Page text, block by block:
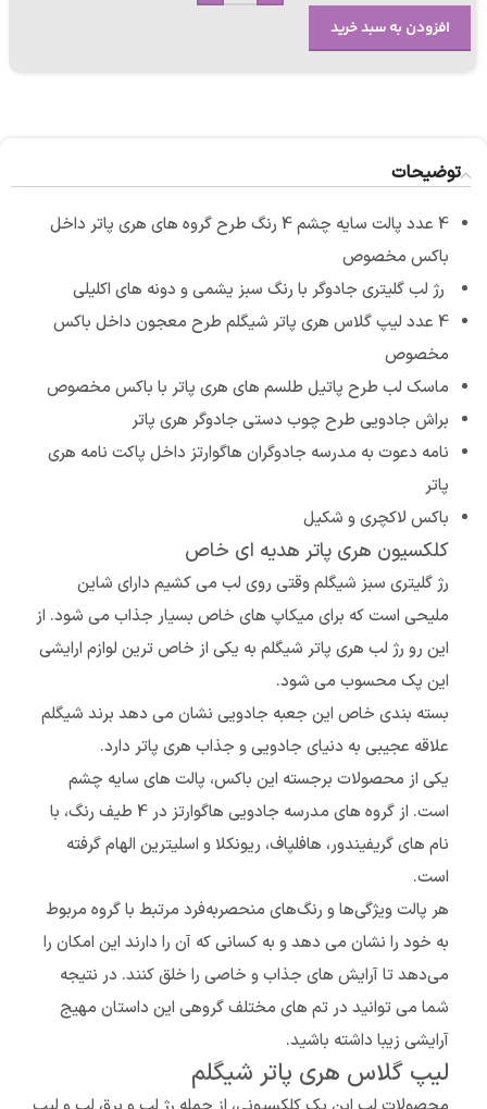
افزودن به سبد خرید
توضیحات
4 عدد پالت سایه چشم 4 رنگ طرح گروه های هری پاتر داخل
باکس مخصوص
رژ لب گلیتری جادوگر با رنگ سبز یشمی و دونه های اکلیلی
4 عدد لیپ گلاس هری پاتر شیگلم طرح معجون داخل باکس
مخصوص
ماسک لب طرح پاتیل طلسم های هری پاتر با باکس مخصوص
براش جادویی طرح چوب دستی جادوگر هری پاتر
نامه دعوت به مدرسه جادوگران هاگوارتز داخل پاکت نامه هری
پاتر
باکس لاکچری و شکیل
کلکسیون هری پاتر هدیه ای خاص
رژ گلیتری سبز شیگلم وقتی روی لب می کشیم دارای شاین
ملیحی است که برای میکاپ های خاص بسیار جذاب می شود. از
این رو رژ لب هری پاتر شیگلم به یکی از خاص ترین لوازم ارایشی
این پک محسوب می شود.
بسته بندی خاص این جعبه جادویی نشان می دهد برند شیگلم
علاقه عجیبی به دنیای جادویی و جذاب هری پاتر دارد.
یکی از محصولات برجسته این باکس، پالت های سایه چشم
است. از گروه های مدرسه جادویی هاگوارتز در 4 طیف رنگ، با
نام های گریفیندور، هافلپاف، ریونکلا و اسلیترین الهام گرفته
است.
هر پالت ویژگی‌ها و رنگ‌های منحصربه‌فرد مرتبط با گروه مربوط
به خود را نشان می دهد و به کسانی که آن را دارند این امکان را
می‌دهد تا آرایش های جذاب و خاصی را خلق کنند. در نتیجه
شما می توانید در تم های مختلف گروهی این داستان مهیج
آرایشی زیبا داشته باشید.
لیپ گلاس هری پاتر شیگلم